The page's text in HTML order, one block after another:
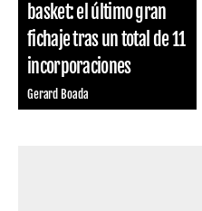
basket: el último gran
fichaje tras un total de 11
incorporaciones
Gerard Boada